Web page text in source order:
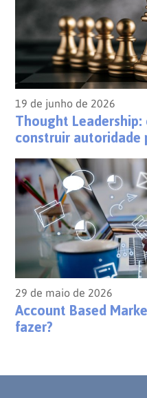
19 de junho de 2026
Thought Leadership:
construir autoridade
29 de maio de 2026
Account Based
fazer?